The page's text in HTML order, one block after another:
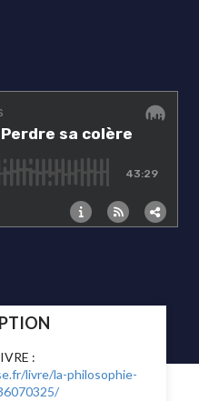
:
livre/la-philosophie-